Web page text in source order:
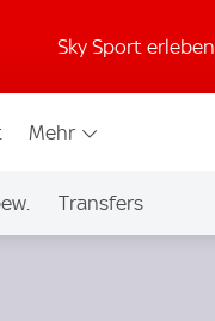
Sky Sport erleben
Mehr
Transfers